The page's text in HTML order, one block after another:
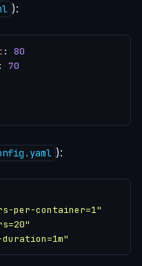
):
:
80
:
70
):
per-container=1"